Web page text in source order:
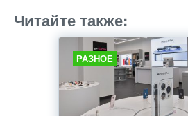
Читайте также:
РАЗНОЕ